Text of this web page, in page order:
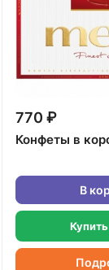
770 ₽
Конфеты в
В